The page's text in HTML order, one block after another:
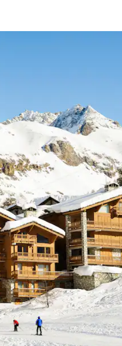
hacia arriba y hacia abajo, o